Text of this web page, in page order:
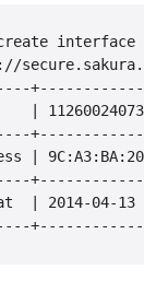
interface
|
|
| 2014-04-13